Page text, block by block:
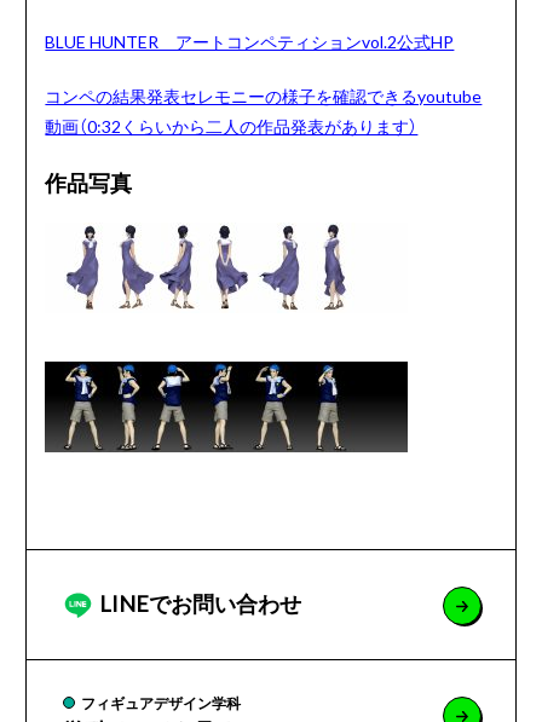
BLUE HUNTER アートコンペティションvol.2公式HP
コンペの結果発表セレモニーの様子を確認できるyoutube
動画（0:32くらいから二人の作品発表があります）
作品写真
LINEでお問い合わせ
フィギュアデザイン学科